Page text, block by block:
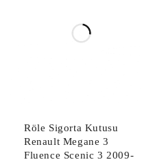
Röle Sigorta Kutusu
Renault Megane 3
Fluence Scenic 3 2009-